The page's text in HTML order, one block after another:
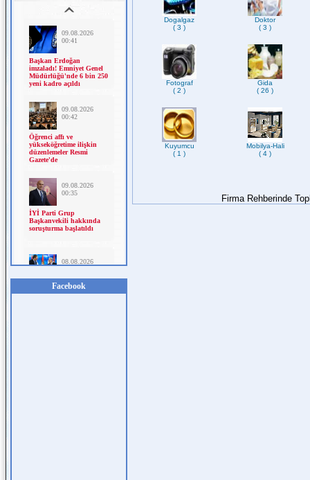
Facebook
Dogalgaz
( 3 )
Doktor
( 3 )
Fotograf
( 2 )
Gida
( 26 )
Kuyumcu
( 1 )
Mobilya-Hali
( 4 )
Firma Rehberinde